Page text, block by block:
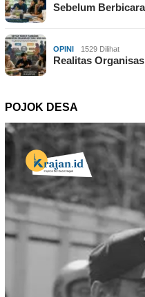
Sebelum
OPINI 1529 Dilihat
Realitas
POJOK DESA